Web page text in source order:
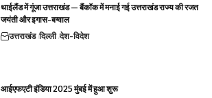
थाईलैंड में गूंजा उत्तराखंड — बैंकॉक में मनाई गई उत्तराखंड राज्य की रजत
जयंती और इगास-बग्वाल
उत्तराखंड दिल्ली देश-विदेश
आईएफएटी इंडिया 2025 मुंबई में हुआ शुरू